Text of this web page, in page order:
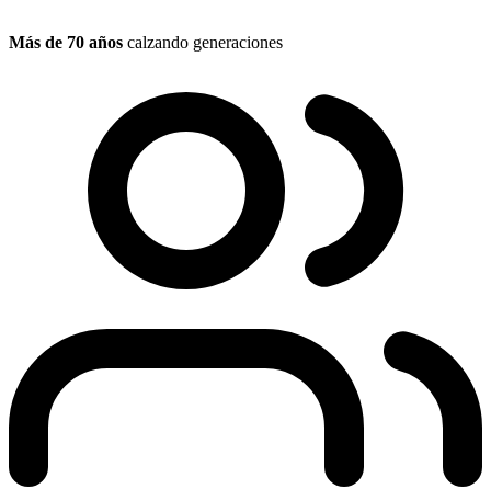
Más de 70 años calzando generaciones